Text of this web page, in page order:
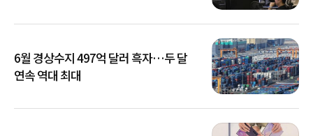
6월 경상수지 497억 달러 흑자…두 달
연속 역대 최대